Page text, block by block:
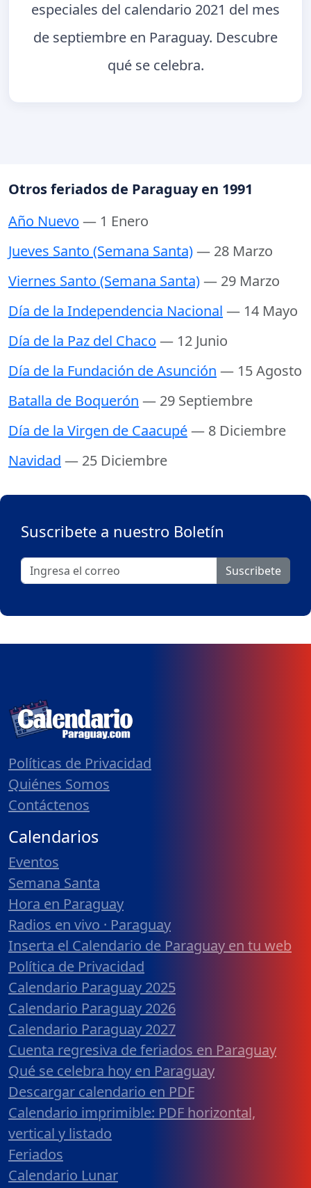
especiales del calendario 2021 del mes
de septiembre en Paraguay. Descubre
qué se celebra.
Otros feriados de Paraguay en 1991
Año Nuevo — 1 Enero
Jueves Santo (Semana Santa)— 28 Marzo
Viernes Santo (Semana Santa)— 29 Marzo
Día de la Independencia Nacional — 14 Mayo
Día de la Paz del Chaco — 12 Junio
Día de la Fundación de Asunción — 15 Agosto
Batalla de Boquerón — 29 Septiembre
Día de la Virgen de Caacupé— 8 Diciembre
Navidad — 25 Diciembre
Suscribete a nuestro Boletín
Suscribete
Políticas de Privacidad
Quiénes Somos
Contáctenos
Calendarios
Eventos
Semana Santa
Hora en Paraguay
Radios en vivo · Paraguay
Inserta el Calendario de Paraguay en tu web
Política de Privacidad
Calendario Paraguay 2025
Calendario Paraguay 2026
Calendario Paraguay 2027
Cuenta regresiva de feriados en Paraguay
Qué se celebra hoy en Paraguay
Descargar calendario en PDF
Calendario imprimible: PDF horizontal,
vertical y listado
Feriados
Calendario Lunar